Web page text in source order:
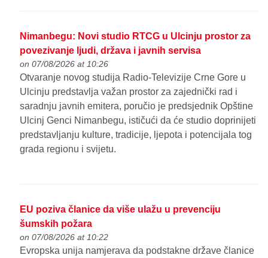
Nimanbegu: Novi studio RTCG u Ulcinju prostor za
povezivanje ljudi, država i javnih servisa
on 07/08/2026 at 10:26
Otvaranje novog studija Radio-Televizije Crne Gore u
Ulcinju predstavlja važan prostor za zajednički rad i
saradnju javnih emitera, poručio je predsjednik Opštine
Ulcinj Genci Nimanbegu, ističući da će studio doprinijeti
predstavljanju kulture, tradicije, ljepota i potencijala tog
grada regionu i svijetu.
EU poziva članice da više ulažu u prevenciju
šumskih požara
on 07/08/2026 at 10:22
Evropska unija namjerava da podstakne države članice